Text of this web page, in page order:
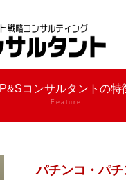
P&Sコンサルタントの特
Feature
パチンコ・パ